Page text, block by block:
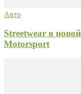
Авто
Streetwear в
Motorsport